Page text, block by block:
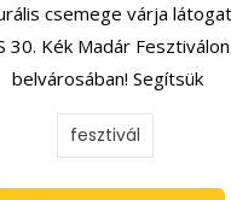
csemege várja
30. Kék Madár
belvárosában! Segítsük
fesztivál